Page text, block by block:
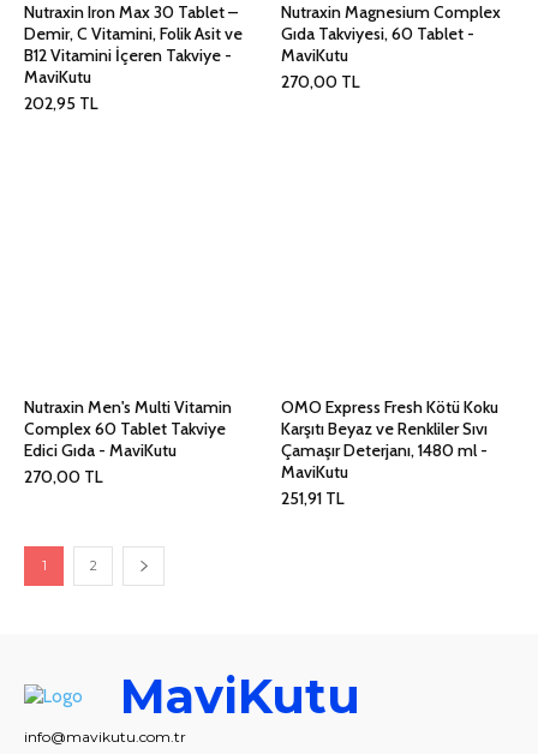
Nutraxin Iron Max 30 Tablet –
Demir, C Vitamini, Folik Asit ve
B12 Vitamini İçeren Takviye -
MaviKutu
202,95 TL
Nutraxin Magnesium Complex
Gıda Takviyesi, 60 Tablet -
MaviKutu
270,00 TL
Nutraxin Men's Multi Vitamin
Complex 60 Tablet Takviye
Edici Gıda - MaviKutu
270,00 TL
OMO Express Fresh Kötü Koku
Karşıtı Beyaz ve Renkliler Sıvı
Çamaşır Deterjanı, 1480 ml -
MaviKutu
251,91 TL
1 2
MaviKutu
info@mavikutu.com.tr